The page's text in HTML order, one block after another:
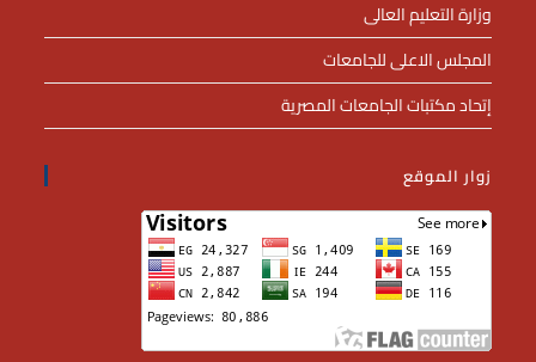
وزارة التعليم العالى
المجلس الاعلى للجامعات
إتحاد مكتبات الجامعات المصرية
زوار الموقع